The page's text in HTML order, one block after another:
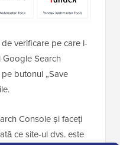
verificare pe care l-
Search
butonul „Save
Console și faceți
ce site-ul dvs. este